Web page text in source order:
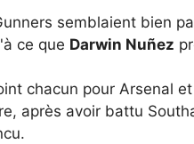
semblaient bien
ce que Darwin Nuñez
chacun pour Arsenal
après avoir battu